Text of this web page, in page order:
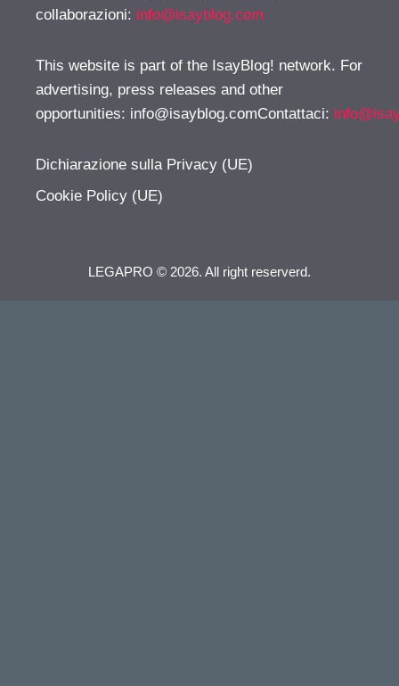
collaborazioni: info@isayblog.com
This website is part of the IsayBlog! network. For
advertising, press releases and other
opportunities: info@isayblog.comContattaci:
Dichiarazione sulla Privacy (UE)
Cookie Policy (UE)
LEGAPRO © 2026. All right reserverd.